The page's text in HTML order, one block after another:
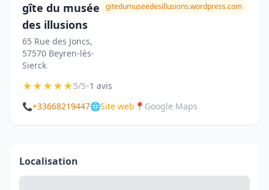
gîte du musée
des illusions
65 Rue des Joncs,
57570 Beyren-lès-
Sierck
gitedumuseedesillusions.wordpress.com
★★★★★5/5•1 avis
📞+33668219447🌐Site web 📍 Google Maps
Localisation